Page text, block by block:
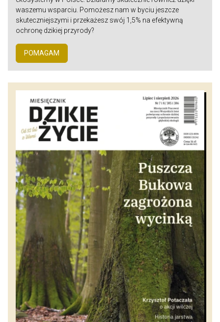
waszemu wsparciu. Pomożesz nam w byciu jeszcze
skuteczniejszymi i przekażesz swój 1,5% na efektywną
ochronę dzikiej przyrody?
POMAGAM